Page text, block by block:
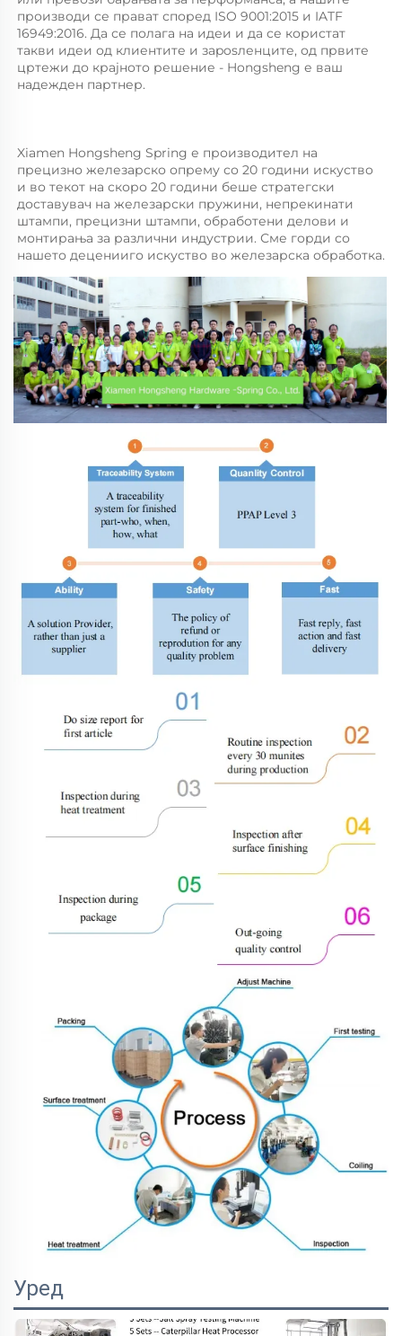
производи се прават според ISO 9001:2015 и IATF
16949:2016. Да се полага на идеи и да се користат
такви идеи од клиентите и зaposленците, од првите
цртежи до крајното решение - Hongsheng е ваш
надежден партнер.
Xiamen Hongsheng Spring е производител на
прецизно железарско опрему со 20 години искуство
и во текот на скоро 20 години беше стратегски
доставувач на железарски пружини, непрекинати
штампи, прецизни штампи, обработени делови и
монтирања за различни индустрии. Сме горди со
Уред